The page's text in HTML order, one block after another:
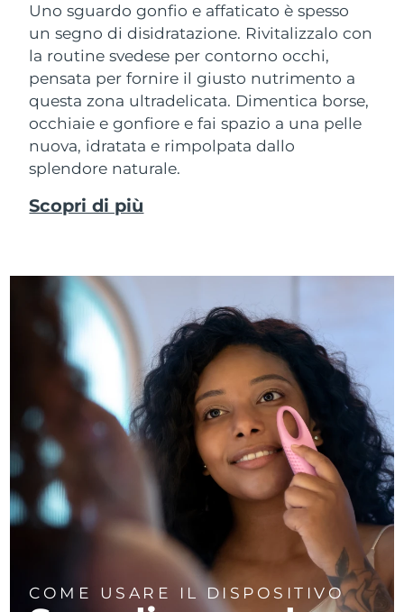
Uno sguardo gonfio e affaticato è spesso
un segno di disidratazione. Rivitalizzalo con
la routine svedese per contorno occhi,
pensata per fornire il giusto nutrimento a
questa zona ultradelicata. Dimentica borse,
occhiaie e gonfiore e fai spazio a una pelle
nuova, idratata e rimpolpata dallo
splendore naturale.
Scopri di più
COME USARE IL DISPOSITIVO